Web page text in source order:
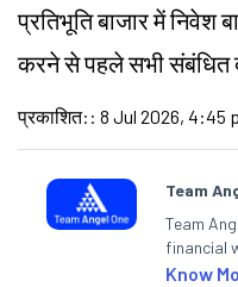
प्रतिभूति बाजार में निवेश
करने से पहले सभी संबंधित
प्रकाशित: : 8 Jul 2026, 4:45
Team
Team
financial
articles
Know